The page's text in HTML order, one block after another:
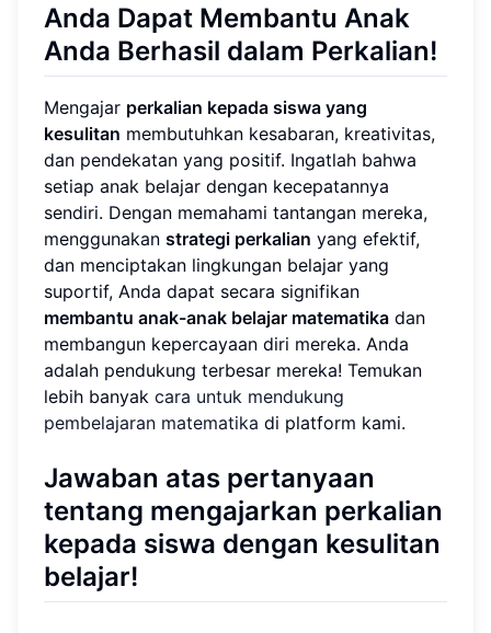
Anda Dapat Membantu Anak
Anda Berhasil dalam Perkalian!
Mengajar perkalian kepada siswa yang
kesulitan membutuhkan kesabaran, kreativitas,
dan pendekatan yang positif. Ingatlah bahwa
setiap anak belajar dengan kecepatannya
sendiri. Dengan memahami tantangan mereka,
menggunakan strategi perkalian yang efektif,
dan menciptakan lingkungan belajar yang
suportif, Anda dapat secara signifikan
membantu anak-anak belajar matematika dan
membangun kepercayaan diri mereka. Anda
adalah pendukung terbesar mereka! Temukan
lebih banyak cara untuk mendukung
pembelajaran matematika di platform kami.
Jawaban atas pertanyaan
tentang mengajarkan perkalian
kepada siswa dengan kesulitan
belajar!